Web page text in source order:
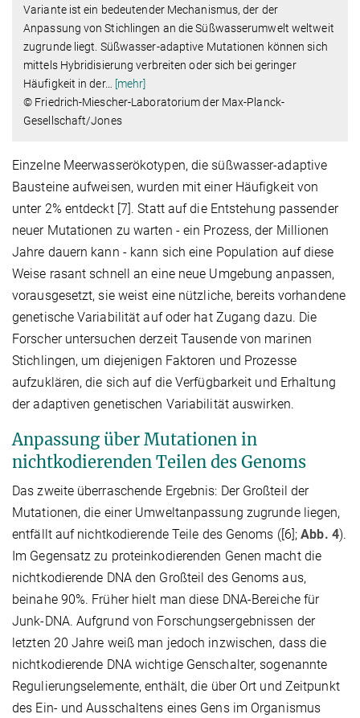
Variante ist ein bedeutender Mechanismus, der der
Anpassung von Stichlingen an die Süßwasserumwelt weltweit
zugrunde liegt. Süßwasser-adaptive Mutationen können sich
mittels Hybridisierung verbreiten oder sich bei geringer
Häufigkeit in der… [mehr]
© Friedrich-Miescher-Laboratorium der Max-Planck-
Gesellschaft/Jones
Einzelne Meerwasserökotypen, die süßwasser-adaptive
Bausteine aufweisen, wurden mit einer Häufigkeit von
unter 2% entdeckt [7]. Statt auf die Entstehung passender
neuer Mutationen zu warten - ein Prozess, der Millionen
Jahre dauern kann - kann sich eine Population auf diese
Weise rasant schnell an eine neue Umgebung anpassen,
vorausgesetzt, sie weist eine nützliche, bereits vorhandene
genetische Variabilität auf oder hat Zugang dazu. Die
Forscher untersuchen derzeit Tausende von marinen
Stichlingen, um diejenigen Faktoren und Prozesse
aufzuklären, die sich auf die Verfügbarkeit und Erhaltung
der adaptiven genetischen Variabilität auswirken.
Anpassung über Mutationen in
nichtkodierenden Teilen des Genoms
Das zweite überraschende Ergebnis: Der Großteil der
Mutationen, die einer Umweltanpassung zugrunde liegen,
entfällt auf nichtkodierende Teile des Genoms ([6];Abb. 4).
Im Gegensatz zu proteinkodierenden Genen macht die
nichtkodierende DNA den Großteil des Genoms aus,
beinahe 90%. Früher hielt man diese DNA-Bereiche für
Junk-DNA. Aufgrund von Forschungsergebnissen der
letzten 20 Jahre weiß man jedoch inzwischen, dass die
nichtkodierende DNA wichtige Genschalter, sogenannte
Regulierungselemente, enthält, die über Ort und Zeitpunkt
des Ein- und Ausschaltens eines Gens im Organismus